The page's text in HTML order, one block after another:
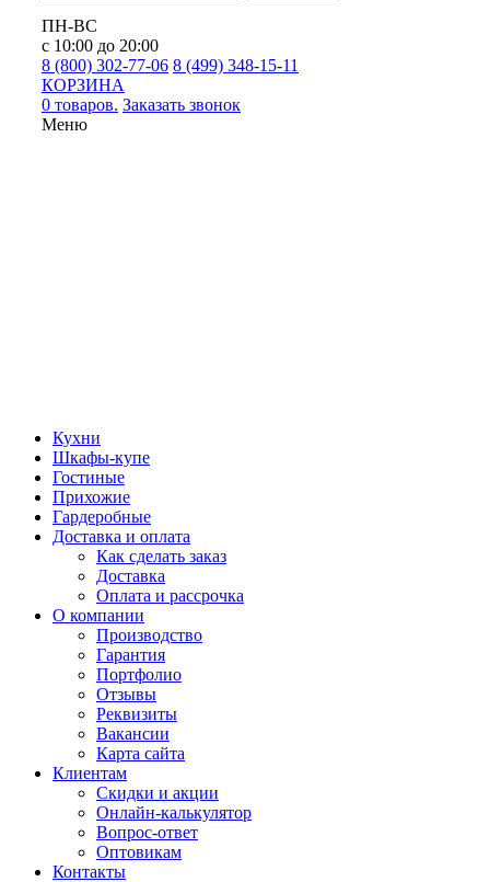
ПН-ВС
с 10:00 до 20:00
8 (800) 302-77-06 8 (499) 348-15-11
КОРЗИНА
0 товаров. Заказать звонок
Меню
Кухни
Шкафы-купе
Гостиные
Прихожие
Гардеробные
Доставка и оплата
Как сделать заказ
Доставка
Оплата и рассрочка
О компании
Производство
Гарантия
Портфолио
Отзывы
Реквизиты
Вакансии
Карта сайта
Клиентам
Скидки и акции
Онлайн-калькулятор
Вопрос-ответ
Оптовикам
Контакты